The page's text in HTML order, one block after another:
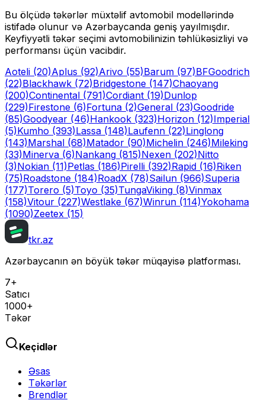
Bu ölçüdə təkərlər müxtəlif avtomobil modellərində
istifadə olunur və Azərbaycanda geniş yayılmışdır.
Keyfiyyətli təkər seçimi avtomobilinizin təhlükəsizliyi və
performansı üçün vacibdir.
Aoteli (20)Aplus (92)Arivo (55)Barum (97)BFGoodrich
(22)Blackhawk (72)Bridgestone (147)Chaoyang
(200)Continental (791)Cordiant (19)Dunlop
(229)Firestone (6)Fortuna (2)General (23)Goodride
(85)Goodyear (46)Hankook (323)Horizon (12)Imperial
(5)Kumho (393)Lassa (148)Laufenn (22)Linglong
(143)Marshal (68)Matador (90)Michelin (246)Mileking
(33)Minerva (6)Nankang (815)Nexen (202)Nitto
(3)Nokian (11)Petlas (186)Pirelli (392)Rapid (16)Riken
(75)Roadstone (184)RoadX (78)Sailun (966)Superia
(177)Torero (5)Toyo (35)TungaViking (8)Vinmax
(158)Vitour (227)Westlake (67)Winrun (114)Yokohama
(1090)Zeetex (15)
tkr.az
Azərbaycanın ən böyük təkər müqayisə platforması.
7+
Satıcı
1000+
Təkər
Keçidlər
Əsas
Təkərlər
Brendlər